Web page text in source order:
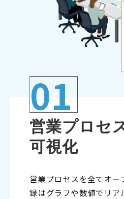
01
営業プロセ
可視化
営業プロセスを全てオー
録はグラフや数値でリア